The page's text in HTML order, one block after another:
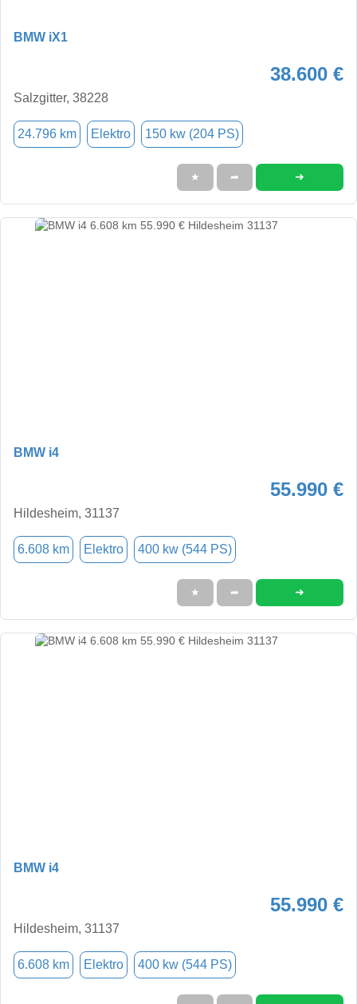
BMW iX1
38.600 €
Salzgitter, 38228
24.796 km Elektro 150 kw (204 PS)
★ ➦ ➜
BMW i4
55.990 €
Hildesheim, 31137
6.608 km Elektro 400 kw (544 PS)
★ ➦ ➜
BMW i4
55.990 €
Hildesheim, 31137
6.608 km Elektro 400 kw (544 PS)